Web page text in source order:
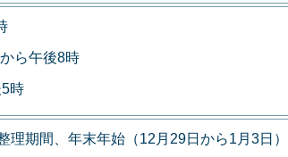
ら午後8時
時
期間、年末年始（12月29日から1月3日）